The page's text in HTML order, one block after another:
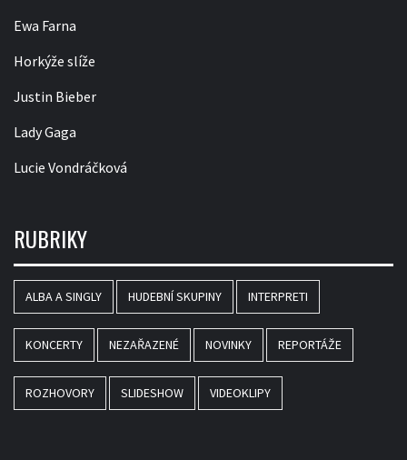
Ewa Farna
Horkýže slíže
Justin Bieber
Lady Gaga
Lucie Vondráčková
RUBRIKY
ALBA A SINGLY HUDEBNÍ SKUPINY INTERPRETI
KONCERTY NEZAŘAZENÉ NOVINKY REPORTÁŽE
ROZHOVORY SLIDESHOW VIDEOKLIPY